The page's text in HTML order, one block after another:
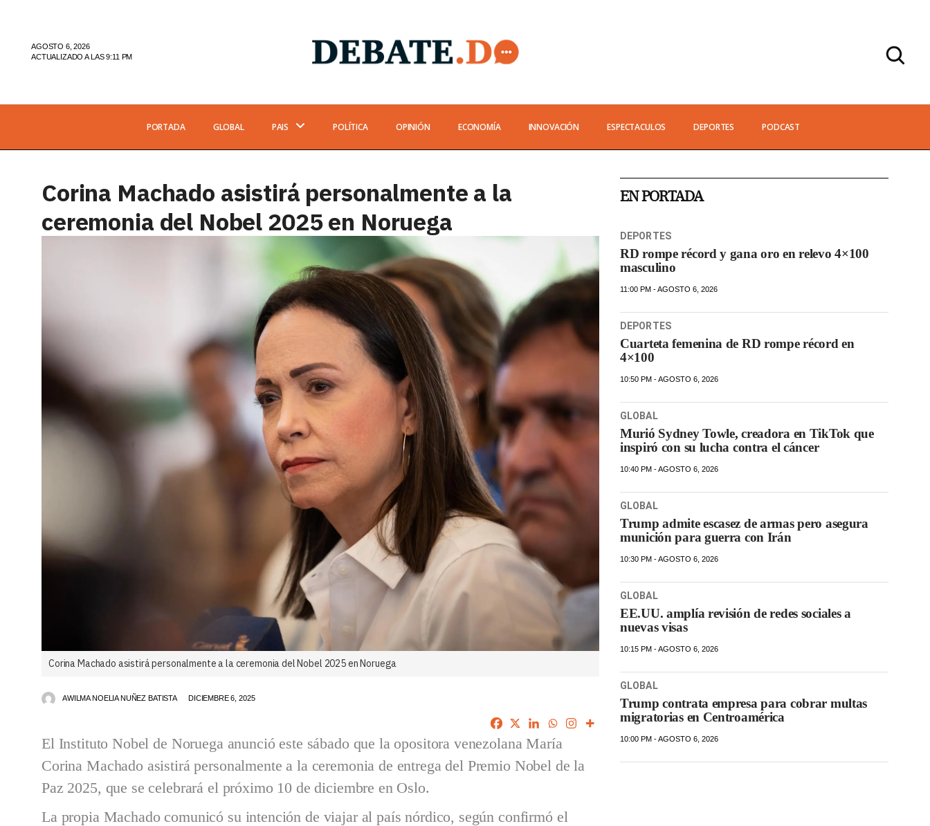
AGOSTO 6, 2026
ACTUALIZADO A LAS 9:11 PM
PORTADA GLOBAL PAIS POLÍTICA OPINIÓN ECONOMÍA INNOVACIÓN ESPECTACULOS DEPORTES PODCAST
Corina Machado asistirá personalmente a la
ceremonia del Nobel 2025 en Noruega
Corina Machado asistirá personalmente a la ceremonia del Nobel 2025 en Noruega
AWILMA NOELIA NUÑEZ BATISTA DICIEMBRE 6, 2025
El Instituto Nobel de Noruega anunció este sábado que la opositora venezolana María
Corina Machado asistirá personalmente a la ceremonia de entrega del Premio Nobel de la
Paz 2025, que se celebrará el próximo 10 de diciembre en Oslo.
La propia Machado comunicó su intención de viajar al país nórdico, según confirmó el
EN PORTADA
DEPORTES
RD rompe récord y gana oro en relevo 4×100
masculino
11:00 PM - AGOSTO 6, 2026
DEPORTES
Cuarteta femenina de RD rompe récord en
4×100
10:50 PM - AGOSTO 6, 2026
GLOBAL
Murió Sydney Towle, creadora en TikTok que
inspiró con su lucha contra el cáncer
10:40 PM - AGOSTO 6, 2026
GLOBAL
Trump admite escasez de armas pero asegura
munición para guerra con Irán
10:30 PM - AGOSTO 6, 2026
GLOBAL
EE.UU. amplía revisión de redes sociales a
nuevas visas
10:15 PM - AGOSTO 6, 2026
GLOBAL
Trump contrata empresa para cobrar multas
migratorias en Centroamérica
10:00 PM - AGOSTO 6, 2026